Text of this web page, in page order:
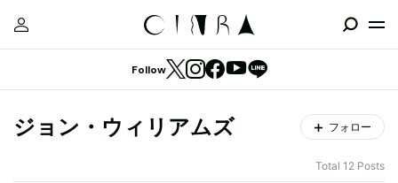
Follow
ジョン・ウィリアムズ フォロー
Total 12 Posts